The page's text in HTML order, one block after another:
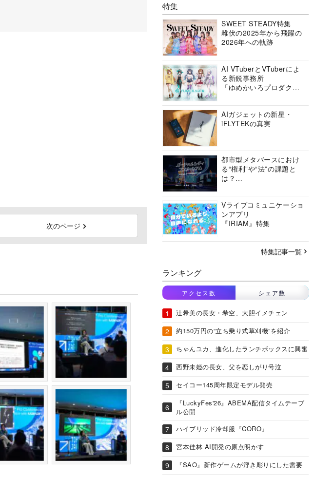
次のページ
特集
SWEET STEADY特集
雌伏の2025年から飛躍の
2026年への軌跡
AI VTuberとVTuberによ
る新鋭事務所
「ゆめかいろプロダクシ
AIガジェットの新星・
iFLYTEKの真実
都市型メタバースにおけ
る“権利”や“法”の課題と
は？
ーシアムの挑戦に迫る
Vライブコミュニケーショ
ンアプリ
『IRIAM』特集
特集記事一覧
ランキング
アクセス数 シェア数
辻希美の長女・希空、大胆イメチェン
約150万円の“立ち乗り式草刈機”を紹介
ちゃんユカ、進化したランチボックスに興奮
西野未姫の長女、父を恋しがり号泣
セイコー145周年限定モデル発売
『LuckyFes'26』ABEMA配信タイムテーブ
ル公開
ハイブリッド冷却服『CORO』
宮本佳林 AI開発の原点明かす
『SAO』新作ゲームが浮き彫りにした需要